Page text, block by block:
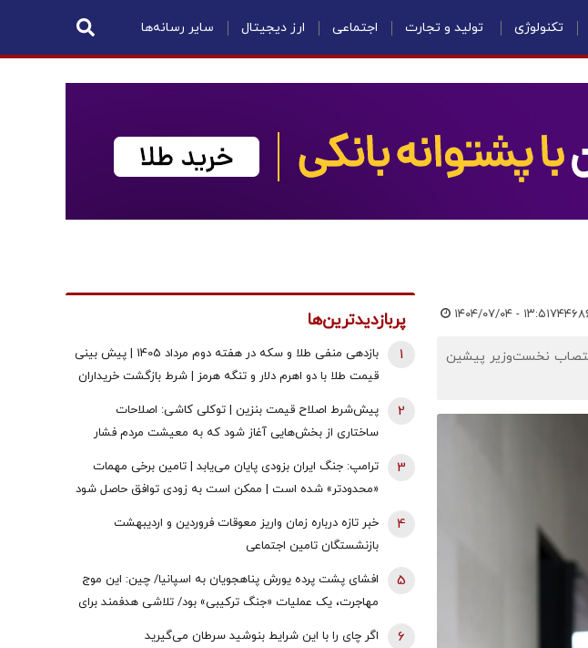
تکنولوژی تولید و تجارت اجتماعی ارز دیجیتال سایر رسانه‌ها
۱۴۰۴/۰۷/۰۴ - ۱۳:۵۱
نخست‌وزیر پیشین
پربازدیدترین‌ها
بازدهی منفی طلا و سکه در هفته دوم مرداد 1405 | پیش بینی
قیمت طلا با دو اهرم دلار و تنگه هرمز | شرط بازگشت خریداران
1
پیش‌شرط اصلاح قیمت بنزین | توکلی کاشی: اصلاحات
ساختاری از بخش‌هایی آغاز شود که به معیشت مردم فشار
2
ترامپ: جنگ ایران بزودی پایان می‌یابد | تامین برخی مهمات
«محدودتر» شده است | ممکن است به زودی توافق حاصل شود
3
خبر تازه درباره زمان واریز معوقات فروردین و اردیبهشت
بازنشستگان تامین اجتماعی
4
افشای پشت پرده یورش پناهجویان به اسپانیا/ چین: این موج
مهاجرت، یک عملیات «جنگ ترکیبی» بود/ تلاشی هدفمند برای
اعمال فشار بر دولت «پدرو سانچز»
5
اگر چای را با این شرایط بنوشید سرطان می‌گیرید 6